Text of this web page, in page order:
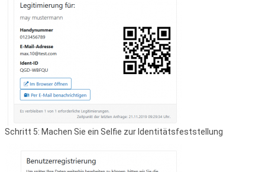
Schritt 5: Machen Sie ein Selfie zur Identitätsfeststellung